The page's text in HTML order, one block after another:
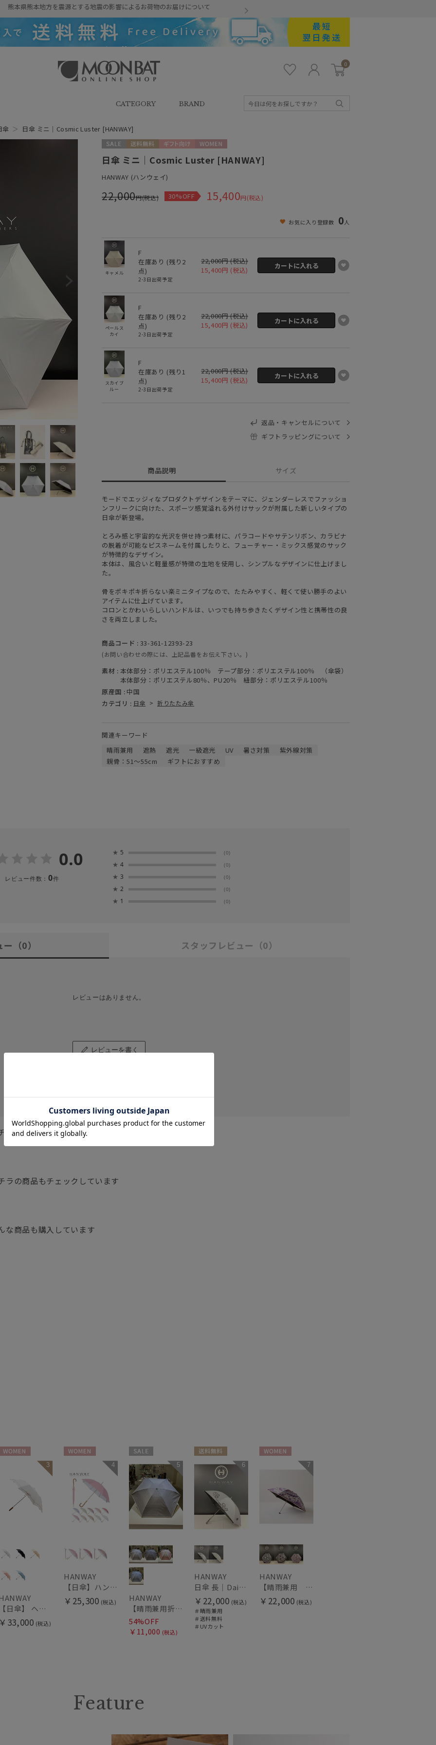
熊本県熊本地方を震源とする地震の影響によるお荷物のお届けについて
SHOP（ムーンバットオンラインシ
イ
ン
0
CATEGORY BRAND
傘 ＞ 日傘 ミニ｜Cosmic Luster [HANWAY]
日傘 ミニ｜Cosmic Luster [HANWAY]
HANWAY (ハンウェイ)
22,000円(税込) 30%OFF 15,400円(税込)
お気に入り登録数 0人
キャメル
F
在庫あり (残り 2
点)
2-3日出荷予定
22,000円 (税込)
15,400円 (税込)
ペールス
カイ
F
在庫あり (残り 2
点)
2-3日出荷予定
22,000円 (税込)
15,400円 (税込)
スカイブ
ルー
F
在庫あり (残り1
点)
2-3日出荷予定
22,000円 (税込)
15,400円 (税込)
返品・キャンセルについて
ギフトラッピングについて
商品説明 サイズ
モードでエッジィなプロダクトデザインをテーマに、ジェンダーレスでファッショ
ンフリークに向けた、スポーツ感覚溢れる外付けサックが附属した新しいタイプの
日傘が新登場。
とろみ感と宇宙的な光沢を併せ持つ素材に、パラコードやサテンリボン、カラビナ
の脱着が可能なピスネームを付属したりと、フューチャー・ミックス感覚のサック
が特徴的なデザイン。
本体は、風合いと軽量感が特徴の生地を使用し、シンプルなデザインに仕上げまし
た。
骨をポキポキ折らない楽ミニタイプなので、たたみやすく、軽くて使い勝手のよい
アイテムに仕上げています。
コロンとかわいらしいハンドルは、いつでも持ち歩きたくデザイン性と携帯性の良
さを両立しました。
商品コード : 33-361-12393-23
(お問い合わせの際には、上記品番をお伝え下さい。)
素材 : 本体部分：ポリエステル100％ テープ部分：ポリエステル100％ （傘袋）
本体部分：ポリエステル80％、PU20％ 紐部分：ポリエステル100％
原産国 : 中国
カテゴリ : 日傘 > 折りたたみ傘
関連キーワード
晴雨兼用
遮熱 遮光 一級遮光 UV 暑さ対策
紫外線対策
親骨：51～55cm
ギフトにおすすめ
0.0
レビュー件数： 0件
★ 5 (0)
★ 4 (0)
★ 3 (0)
★ 2 (0)
★ 1 (0)
ー （0） スタッフレビュー （0）
レビューはありません。
レビューを書く
ェックしています
ラの商品もチェックしています
な商品も購入しています
3
【日傘】 ヘレンカミンスキー（HELEN KAMINSKI） X ハンウェイ (HANWAY) コラボ プロヴァンスタイプ 麻無地 ラフィアコード 折りたたみ傘 曲がり手元 純パラソル
33,000 (税込)
4
HANWAY
【日傘】ハンウェイ (HANWAY) Pシエスタ 白ラミネート ナチュラルカラー 長傘 オールウェザー 遮光 竹手元 晴雨兼用 UV 日本製
￥25,300 (税込)
WOMEN
5
HANWAY
【晴雨兼用折りたたみ日傘】ハンウェイ (HANWAY) Socal Gir（ソーカル・ガール） 暑さ対策、紫外線対策、親骨：～50cm 雨の日OK 遮光 UV 晴雨兼用
54%OFF
￥11,000 (税込)
WOMEN
6
HANWAY
日傘 長｜Daisy [HANWAY]
￥22,000 (税込)
＃晴雨兼用
＃送料無料
＃UVカット
7
HANWAY
【晴雨兼用 折りたたみ日傘】ハンウェイ（ＨＡＮＷＡＹ）Vestido de frida（べスティード・デ・フリーダ）
￥22,000 (税込)
Feature